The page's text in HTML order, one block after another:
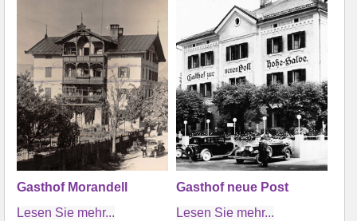
Gasthof Morandell
Lesen Sie mehr...
Gasthof neue Post
Lesen Sie mehr...